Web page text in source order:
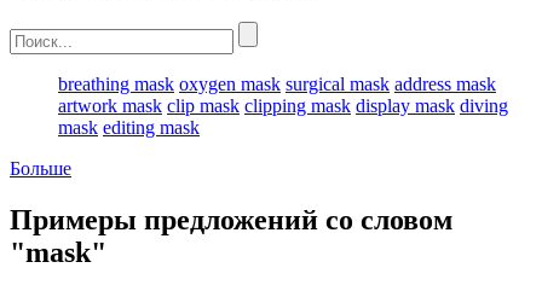
breathing mask oxygen mask surgical mask address mask
artwork mask clip mask clipping mask display mask diving
mask editing mask
Больше
Примеры предложений со словом
"mask"